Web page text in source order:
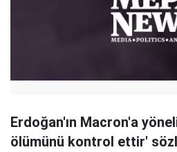
Erdoğan'ın Macron'a
ölümünü kontrol ettir'